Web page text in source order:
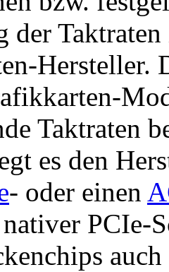
der
Hersteller.
Taktraten
es den
- oder einen
PCIe-